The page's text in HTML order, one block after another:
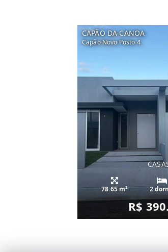
CAPÃO DA CANOA
Capão Novo Posto 4
78.65 m² 2
R$